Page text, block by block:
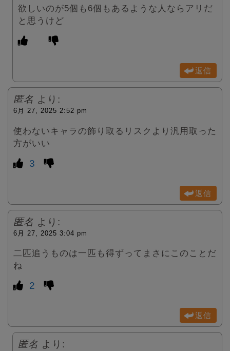
欲しいのが5個も6個もあるような人ならアリだ
と思うけど
返信
匿名 より:
6月 27, 2025 2:52 pm
使わないキャラの飾り取るリスクより汎用取った
方がいい
3
返信
匿名 より:
6月 27, 2025 3:04 pm
二匹追うものは一匹も得ずってまさにこのことだ
ね
2
返信
匿名 より: